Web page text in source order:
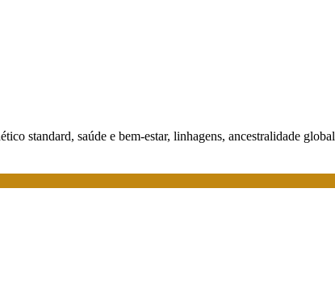
standard, saúde e bem-estar, linhagens, ancestralidade global